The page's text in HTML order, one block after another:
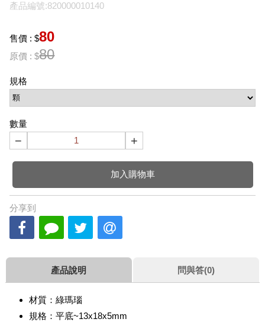
產品編號:820000010140
售價 : $80
原價 : $80
規格
數量
− +
加入購物車
分享到
產品說明 問與答(0)
材質：綠瑪瑙
規格：平底~13x18x5mm